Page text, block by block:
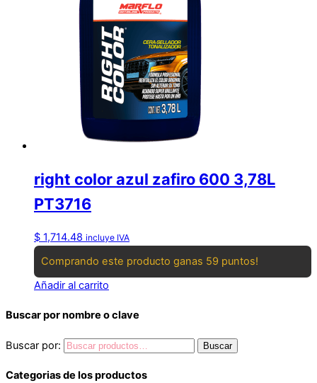
right color azul zafiro 600 3,78L
PT3716
$ 1,714.48 incluye IVA
Comprando este producto ganas 59 puntos!
Añadir al carrito
Buscar por nombre o clave
Buscar por: Buscar
Categorias de los productos